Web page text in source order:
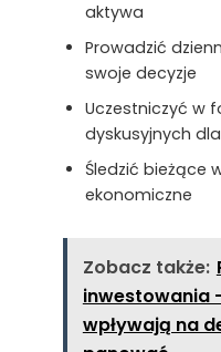
aktywa
Prowadzić
swoje decyzje
Uczestniczyć w
dyskusyjnych
Śledzić bieżące
ekonomiczne
Zobacz także:
inwestowania
wpływają na